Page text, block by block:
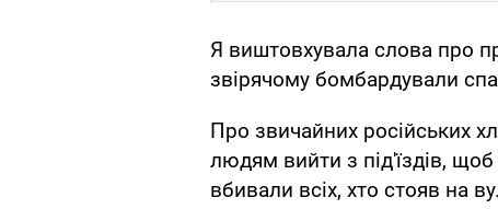
Я виштовхувала слова про
звірячому бомбардували
Про звичайних російських
людям вийти з під'їздів, щоб
вбивали всіх, хто стояв на